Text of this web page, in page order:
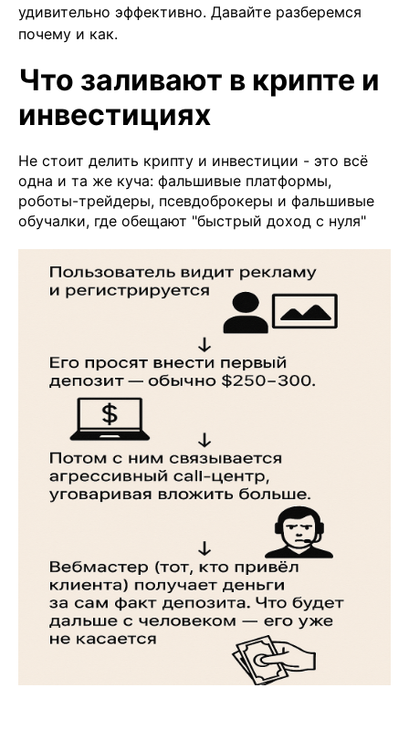
удивительно эффективно. Давайте разберемся
почему и как.
Что заливают в крипте и
инвестициях
Не стоит делить крипту и инвестиции - это всё
одна и та же куча: фальшивые платформы,
роботы-трейдеры, псевдоброкеры и фальшивые
обучалки, где обещают "быстрый доход с нуля"